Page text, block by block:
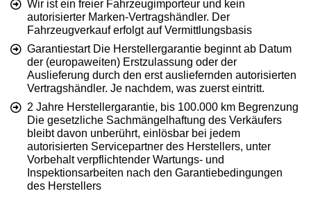
Wir ist ein freier Fahrzeugimporteur und kein
autorisierter Marken-Vertragshändler. Der
Fahrzeugverkauf erfolgt auf Vermittlungsbasis
Garantiestart Die Herstellergarantie beginnt ab Datum
der (europaweiten) Erstzulassung oder der
Auslieferung durch den erst ausliefernden autorisierten
Vertragshändler. Je nachdem, was zuerst eintritt.
2 Jahre Herstellergarantie, bis 100.000 km Begrenzung
Die gesetzliche Sachmängelhaftung des Verkäufers
bleibt davon unberührt, einlösbar bei jedem
autorisierten Servicepartner des Herstellers, unter
Vorbehalt verpflichtender Wartungs- und
Inspektionsarbeiten nach den Garantiebedingungen
des Herstellers